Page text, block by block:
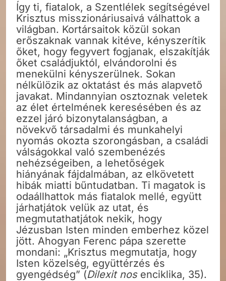
Így ti, fiatalok, a Szentlélek segítségével
Krisztus misszionáriusaivá válhattok a
világban. Kortársaitok közül sokan
erőszaknak vannak kitéve, kényszerítik
őket, hogy fegyvert fogjanak, elszakítják
őket családjuktól, elvándorolni és
menekülni kényszerülnek. Sokan
nélkülözik az oktatást és más alapvető
javakat. Mindannyian osztoznak veletek
az élet értelmének keresésében és az
ezzel járó bizonytalanságban, a
növekvő társadalmi és munkahelyi
nyomás okozta szorongásban, a családi
válságokkal való szembenézés
nehézségeiben, a lehetőségek
hiányának fájdalmában, az elkövetett
hibák miatti bűntudatban. Ti magatok is
odaállhattok más fiatalok mellé, együtt
járhatjátok velük az utat, és
megmutathatjátok nekik, hogy
Jézusban Isten minden emberhez közel
jött. Ahogyan Ferenc pápa szerette
mondani: „Krisztus megmutatja, hogy
Isten közelség, együttérzés és
gyengédség” (Dilexit nos enciklika, 35).